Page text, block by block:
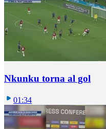
Nkunku torna al gol
01:34